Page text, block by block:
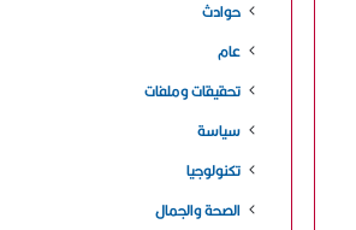
حوادث
عام
تحقيقات وملفات
سياسة
تكنولوجيا
الصحة والجمال